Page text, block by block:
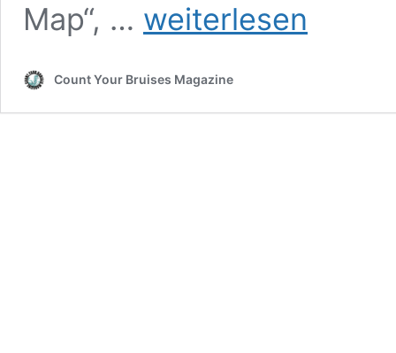
Map“, …
Flames
(20th
weiterlesen
Count Your Bruises Magazine